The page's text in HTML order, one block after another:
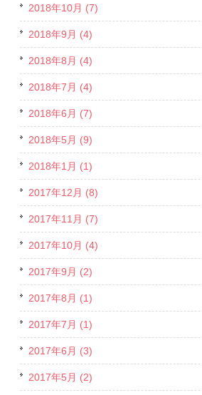
2018年10月 (7)
2018年9月 (4)
2018年8月 (4)
2018年7月 (4)
2018年6月 (7)
2018年5月 (9)
2018年1月 (1)
2017年12月 (8)
2017年11月 (7)
2017年10月 (4)
2017年9月 (2)
2017年8月 (1)
2017年7月 (1)
2017年6月 (3)
2017年5月 (2)